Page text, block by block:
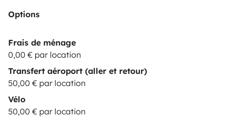
Options
Frais de ménage
0,00 € par location
Transfert aéroport (aller et retour)
50,00 € par location
Vélo
50,00 € par location